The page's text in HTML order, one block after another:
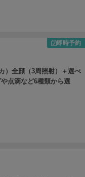
即時予約
）全顔（3周照射）＋選べ
点滴など6種類から選